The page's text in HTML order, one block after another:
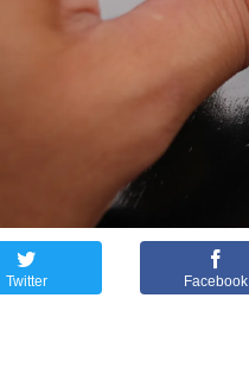
Twitter Facebook